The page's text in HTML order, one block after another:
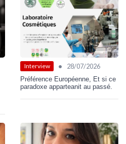
Interview • 28/07/2026
Préférence Européenne, Et si ce
paradoxe apparteanit au passé.